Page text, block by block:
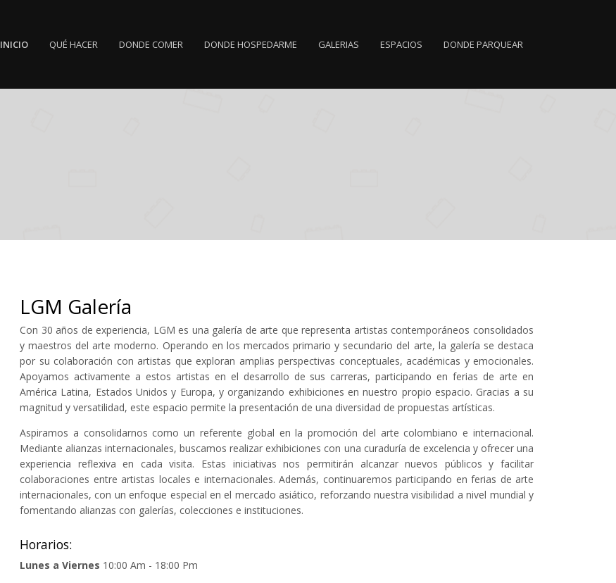
INICIO QUÉ HACER DONDE COMER DONDE HOSPEDARME GALERIAS ESPACIOS DONDE PARQUEAR
LGM Galería
Con 30 años de experiencia, LGM es una galería de arte que representa artistas contemporáneos consolidados
y maestros del arte moderno. Operando en los mercados primario y secundario del arte, la galería se destaca
por su colaboración con artistas que exploran amplias perspectivas conceptuales, académicas y emocionales.
Apoyamos activamente a estos artistas en el desarrollo de sus carreras, participando en ferias de arte en
América Latina, Estados Unidos y Europa, y organizando exhibiciones en nuestro propio espacio. Gracias a su
magnitud y versatilidad, este espacio permite la presentación de una diversidad de propuestas artísticas.
Aspiramos a consolidarnos como un referente global en la promoción del arte colombiano e internacional.
Mediante alianzas internacionales, buscamos realizar exhibiciones con una curaduría de excelencia y ofrecer una
experiencia reflexiva en cada visita. Estas iniciativas nos permitirán alcanzar nuevos públicos y facilitar
colaboraciones entre artistas locales e internacionales. Además, continuaremos participando en ferias de arte
internacionales, con un enfoque especial en el mercado asiático, reforzando nuestra visibilidad a nivel mundial y
fomentando alianzas con galerías, colecciones e instituciones.
Horarios:
Lunes a Viernes 10:00 Am - 18:00 Pm